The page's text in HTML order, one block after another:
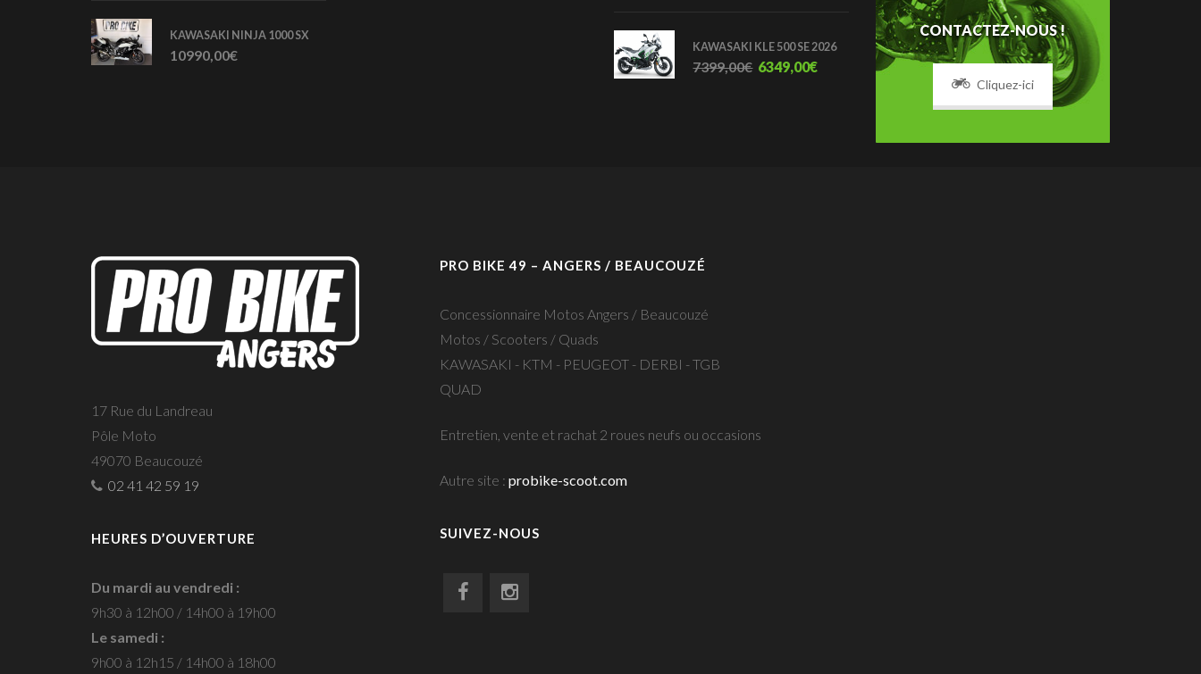
KAWASAKI NINJA 1000 SX
10990,00€
KAWASAKI KLE 500 SE 2026
7399,00€ 6349,00€
CONTACTEZ-NOUS !
Cliquez-ici
17 Rue du Landreau
Pôle Moto
49070 Beaucouzé
02 41 42 59 19
HEURES D’OUVERTURE
Du mardi au vendredi :
9h30 à 12h00 / 14h00 à 19h00
Le samedi :
9h00 à 12h15 / 14h00 à 18h00
PRO BIKE 49 – ANGERS / BEAUCOUZÉ
Concessionnaire Motos Angers / Beaucouzé
Motos / Scooters / Quads
KAWASAKI - KTM - PEUGEOT - DERBI - TGB
QUAD
Entretien, vente et rachat 2 roues neufs ou occasions
Autre site : probike-scoot.com
SUIVEZ-NOUS